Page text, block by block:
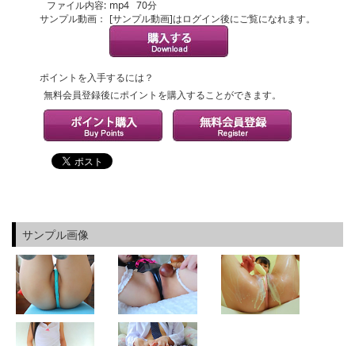
ファイル内容: mp4 70分
サンプル動画： [サンプル動画]はログイン後にご覧になれます。
ポイントを入手するには？
無料会員登録後にポイントを購入することができます。
サンプル画像